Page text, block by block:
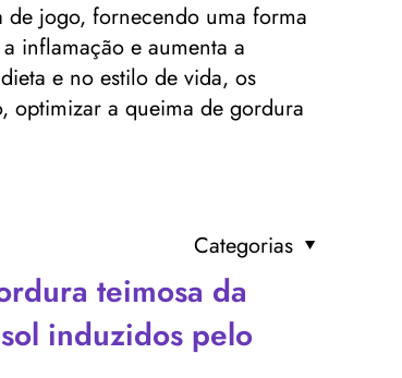
jogo, fornecendo uma forma
inflamação e aumenta a
e no estilo de vida, os
optimizar a queima de gordura
Categorias
teimosa da
induzidos pelo